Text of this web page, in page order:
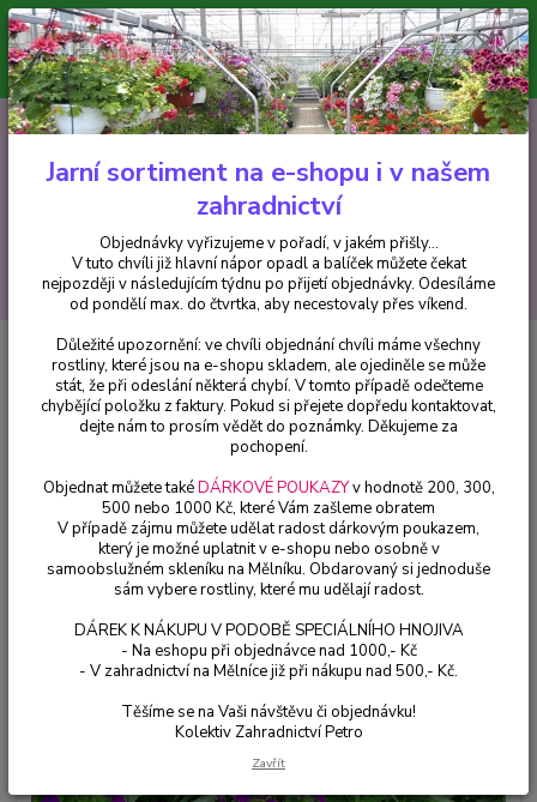
Minimální hodnota pro odeslání z e-shopu je 300 Kč.
V tuto chvíli již hlavní nápor objednávek opadl a balíček můžete čekat
nejpozději v následujícím týdnu po přijetí objednávky. Objednávky
vyřizujeme v pořadí, v jakém přišly...
CZK
Hledat
+420 602 223 614 0ks
za0 Kč
Trvalky Lobelka vytrvalá speciosa Starship blue - 1 ks
Lobelka vytrvalá speciosa
Starship blue - 1 ks
Jarní sortiment na e-shopu i v našem
zahradnictví
Objednávky vyřizujeme v pořadí, v jakém přišly...
V tuto chvíli již hlavní nápor opadl a balíček můžete čekat
nejpozději v následujícím týdnu po přijetí objednávky. Odesíláme
od pondělí max. do čtvrtka, aby necestovaly přes víkend.
Důležité upozornění: ve chvíli objednání chvíli máme všechny
rostliny, které jsou na e-shopu skladem, ale ojediněle se může
stát, že při odeslání některá chybí. V tomto případě odečteme
chybějící položku z faktury. Pokud si přejete dopředu kontaktovat,
dejte nám to prosím vědět do poznámky. Děkujeme za
pochopení.
Objednat můžete takéDÁRKOVÉ POUKAZYv hodnotě 200, 300,
500 nebo 1000 Kč, které Vám zašleme obratem
V případě zájmu můžete udělat radost dárkovým poukazem,
který je možné uplatnit v e-shopu nebo osobně v
samoobslužném skleníku na Mělníku. Obdarovaný si jednoduše
sám vybere rostliny, které mu udělají radost.
DÁREK K NÁKUPU V PODOBĚ SPECIÁLNÍHO HNOJIVA
- Na eshopu při objednávce nad 1000,- Kč
- V zahradnictví na Mělníce již při nákupu nad 500,- Kč.
Těšíme se na Vaši návštěvu či objednávku!
Kolektiv Zahradnictví Petro
Zavřít